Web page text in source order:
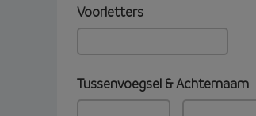
Voorletters
Tussenvoegsel & Achternaam